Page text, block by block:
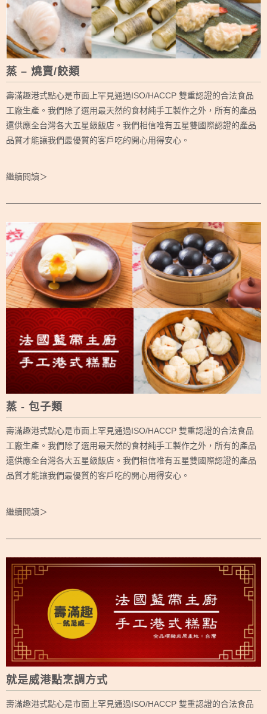
蒸 – 燒賣/餃類
壽滿趣港式點心是市面上罕見通過ISO/HACCP 雙重認證的合法食品
工廠生產。我們除了選用最天然的食材純手工製作之外，所有的產品
還供應全台灣各大五星級飯店。我們相信唯有五星雙國際認證的產品
品質才能讓我們最優質的客戶吃的開心用得安心。
繼續閱讀＞
蒸 - 包子類
壽滿趣港式點心是市面上罕見通過ISO/HACCP 雙重認證的合法食品
工廠生產。我們除了選用最天然的食材純手工製作之外，所有的產品
還供應全台灣各大五星級飯店。我們相信唯有五星雙國際認證的產品
品質才能讓我們最優質的客戶吃的開心用得安心。
繼續閱讀＞
就是威港點烹調方式
壽滿趣港式點心是市面上罕見通過ISO/HACCP 雙重認證的合法食品